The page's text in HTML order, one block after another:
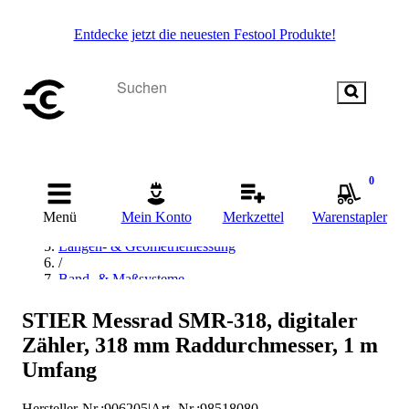
Entdecke jetzt die neuesten Festool Produkte!
Menü Mein Konto Merkzettel
0
Warenstapler
Startseite
/
Messen & Prüfen
Längen- & Geometriemessung
/
Band- & Maßsysteme
Messrad
/
STIER Messrad
STIER Messrad SMR-318, digitaler
Zähler, 318 mm Raddurchmesser, 1 m
Umfang